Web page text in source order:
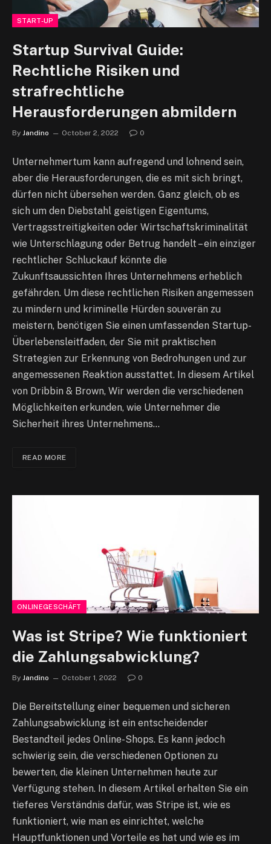
START-UP
Startup Survival Guide:
Rechtliche Risiken und
strafrechtliche
Herausforderungen abmildern
By Jandino October 2, 2022 0
Unternehmertum kann aufregend und lohnend sein,
aber die Herausforderungen, die es mit sich bringt,
dürfen nicht übersehen werden. Ganz gleich, ob es
sich um den Diebstahl geistigen Eigentums,
Vertragsstreitigkeiten oder Wirtschaftskriminalität
wie Unterschlagung oder Betrug handelt – ein einziger
rechtlicher Schluckauf könnte die
Zukunftsaussichten Ihres Unternehmens erheblich
gefährden. Um diese rechtlichen Risiken angemessen
zu mindern und kriminelle Hürden souverän zu
meistern, benötigen Sie einen umfassenden Startup-
Überlebensleitfaden, der Sie mit praktischen
Strategien zur Erkennung von Bedrohungen und zur
angemessenen Reaktion ausstattet. In diesem Artikel
von Dribbin & Brown, Wir werden die verschiedenen
Möglichkeiten erkunden, wie Unternehmer die
Sicherheit ihres Unternehmens…
READ MORE
ONLINEGESCHÄFT
Was ist Stripe? Wie funktioniert
die Zahlungsabwicklung?
By Jandino October 1, 2022 0
Die Bereitstellung einer bequemen und sicheren
Zahlungsabwicklung ist ein entscheidender
Bestandteil jedes Online-Shops. Es kann jedoch
schwierig sein, die verschiedenen Optionen zu
bewerten, die kleinen Unternehmen heute zur
Verfügung stehen. In diesem Artikel erhalten Sie ein
tieferes Verständnis dafür, was Stripe ist, wie es
funktioniert, wie man es einrichtet, welche
Hauptfunktionen und Vorteile es hat und wie es im